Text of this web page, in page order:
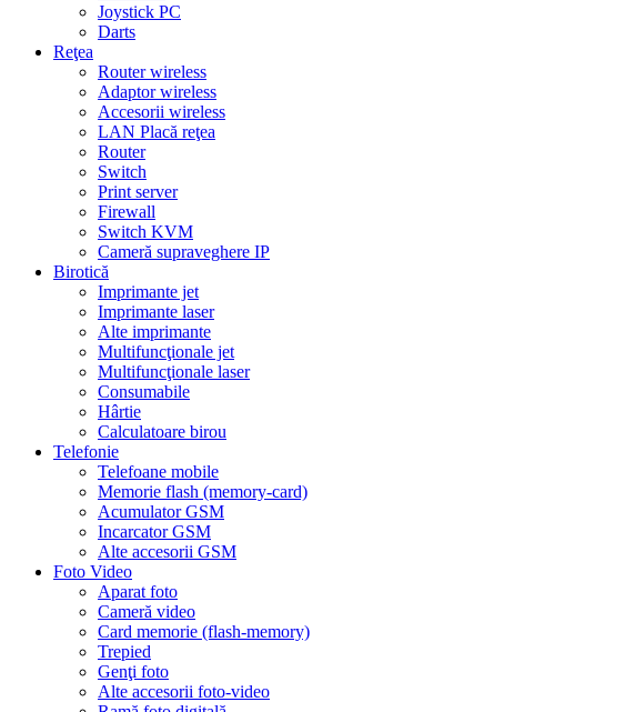
Joystick PC
Darts
Reţea
Router wireless
Adaptor wireless
Accesorii wireless
LAN Placă reţea
Router
Switch
Print server
Firewall
Switch KVM
Cameră supraveghere IP
Birotică
Imprimante jet
Imprimante laser
Alte imprimante
Multifuncţionale jet
Multifuncţionale laser
Consumabile
Hârtie
Calculatoare birou
Telefonie
Telefoane mobile
Memorie flash (memory-card)
Acumulator GSM
Incarcator GSM
Alte accesorii GSM
Foto Video
Aparat foto
Cameră video
Card memorie (flash-memory)
Trepied
Genţi foto
Alte accesorii foto-video